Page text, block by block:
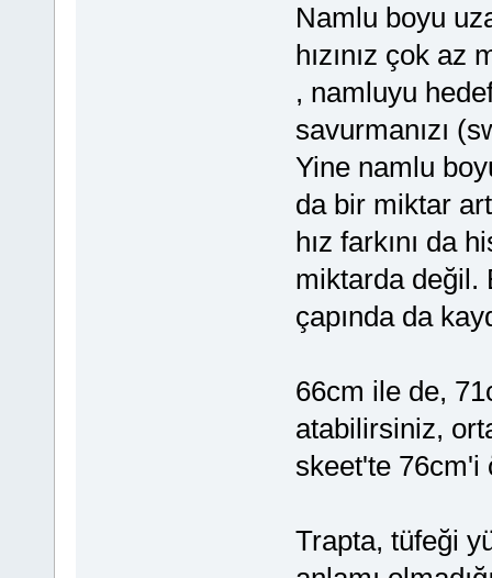
Namlu boyu
hızınız çok
, namluyu
savurmanızı
Yine namlu
da bir miktar
hız farkını da
miktarda değil.
çapında da
66cm ile de,
atabilirsiniz,
skeet'te 76cm'i
Trapta, tüfeği